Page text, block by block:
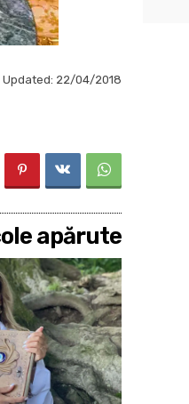
Updated: 22/04/2018
apărute